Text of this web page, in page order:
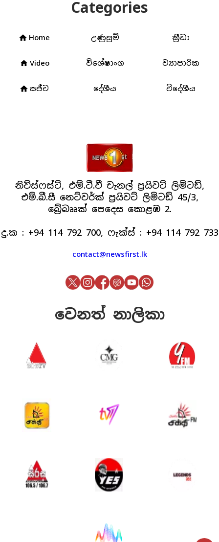
නිව්ස්ෆස්ට්, එම්.ටී.වී චැනල් ප්‍රයිවට් ලිමිටඩ්,
එම්.බී.සී නෙට්වර්ක් ප්‍රයිවට් ලිමිටඩ් 45/3,
බ්‍රේබෲක් පෙදෙස කොළඹ 2.
දු.ක : +94 114 792 700, ෆැක්ස් : +94 114 792 733
contact@newsfirst.lk
Categories
home Home උණුසුම් ක්‍රීඩා
home Video විශේෂාංග ව්‍යාපාරික
home සජීව දේශීය විදේශීය
වෙනත් නාලිකා